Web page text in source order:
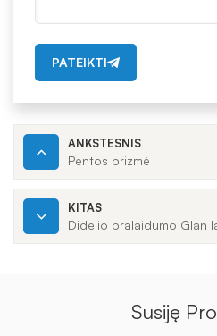
PATEIKTI
ANKSTESNIS
Pentos prizmė
KITAS
Didelio pralaidumo Glan
Susiję